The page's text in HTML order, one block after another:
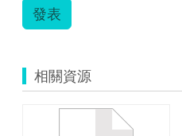
發表
相關資源